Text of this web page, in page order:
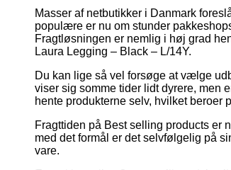
Masser af netbutikker i Danmark
populære er nu om stunder
Fragtløsningen er nemlig i høj grad
Laura Legging – Black – L/14Y.
Du kan lige så vel forsøge at vælge
viser sig somme tider lidt dyrere, men
hente produkterne selv, hvilket beroer
Fragttiden på Best selling products er
med det formål er det selvfølgelig på
vare.